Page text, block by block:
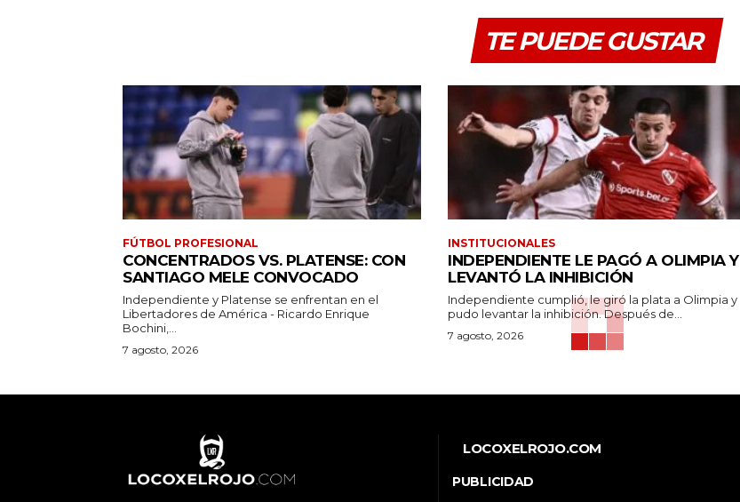
TE PUEDE GUSTAR
FÚTBOL PROFESIONAL
CONCENTRADOS VS. PLATENSE: CON
SANTIAGO MELE CONVOCADO
Independiente y Platense se enfrentan en el
Libertadores de América - Ricardo Enrique
Bochini,...
7 agosto, 2026
INSTITUCIONALES
INDEPENDIENTE LE PAGÓ A OLIMPIA Y
LEVANTÓ LA INHIBICIÓN
Independiente cumplió, le giró la plata a Olimpia y
pudo levantar la inhibición. Después de...
7 agosto, 2026
LOCOXELROJO.COM
PUBLICIDAD